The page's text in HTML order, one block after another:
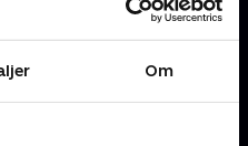
Om
og reflekterer over